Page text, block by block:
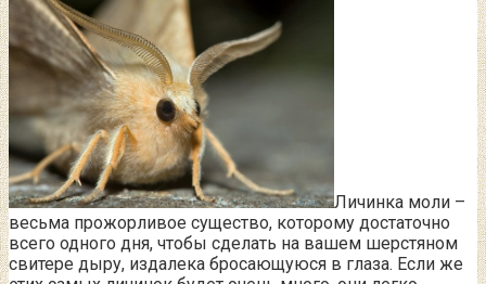
Личинка моли –
весьма прожорливое существо, которому достаточно
всего одного дня, чтобы сделать на вашем шерстяном
свитере дыру, издалека бросающуюся в глаза. Если же